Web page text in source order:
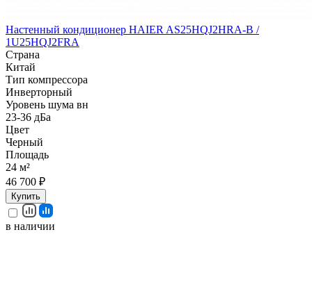
Настенный кондиционер HAIER AS25HQJ2HRA-B /
1U25HQJ2FRA
Страна
Китай
Тип компрессора
Инверторный
Уровень шума вн
23-36 дБа
Цвет
Черный
Площадь
24 м²
46 700 ₽
Купить
в наличии